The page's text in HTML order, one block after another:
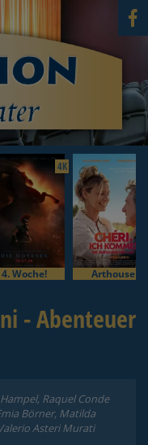
4K
4. Woche! Arthouse
- Abenteuer
Raquel Conde
Börner, Matilda
Asteri Murati